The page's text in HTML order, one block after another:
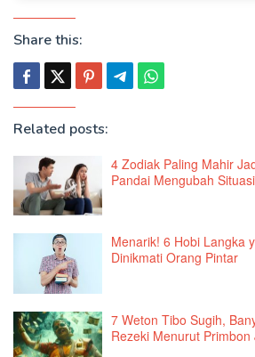
Share this:
Related posts:
4 Zodiak Paling Mahir
Pandai Mengubah
Menarik! 6 Hobi Langka
Dinikmati Orang Pintar
7 Weton Tibo Sugih,
Rezeki Menurut Primbon